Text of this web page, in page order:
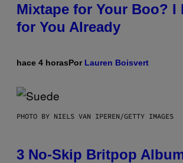
Mixtape for Your Boo? I
for You Already
hace 4 horasPor Lauren Boisvert
PHOTO BY NIELS VAN IPEREN/GETTY IMAGES
3 No-Skip Britpop